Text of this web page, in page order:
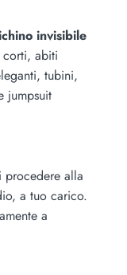
invisibile
abiti
tubini,
jumpsuit
procedere alla
a tuo carico.
a